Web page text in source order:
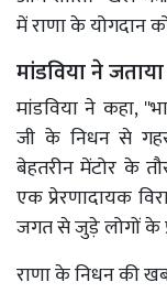
में राणा के योगदान
मांडविया ने
मांडविया ने कहा,
जी के निधन से
बेहतरीन मेंटोर के
एक प्रेरणादायक
जगत से जुड़े लोगों के
राणा के निधन की